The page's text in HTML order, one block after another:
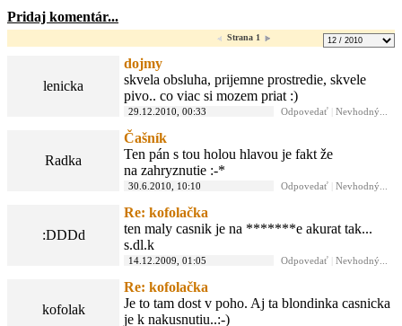
Pridaj komentár...
Strana 1
lenicka
dojmy
skvela obsluha, prijemne prostredie, skvele
pivo.. co viac si mozem priat :)
Odpovedať Nevhodný...
29.12.2010, 00:33
Radka
Čašník
Ten pán s tou holou hlavou je fakt že
na zahryznutie :-*
Odpovedať Nevhodný...
30.6.2010, 10:10
:DDDd
Re: kofolačka
ten maly casnik je na *******e akurat tak...
s.dl.k
Odpovedať Nevhodný...
14.12.2009, 01:05
kofolak
Re: kofolačka
Je to tam dost v poho. Aj ta blondinka casnicka
je k nakusnutiu..:-)